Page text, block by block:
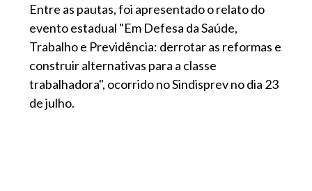
Entre as pautas, foi apresentado o relato do
evento estadual "Em Defesa da Saúde,
Trabalho e Previdência: derrotar as reformas e
construir alternativas para a classe
trabalhadora", ocorrido no Sindisprev no dia 23
de julho.